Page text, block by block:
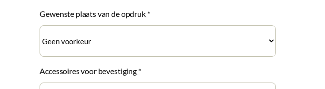
Gewenste plaats van de opdruk *
Accessoires voor bevestiging *